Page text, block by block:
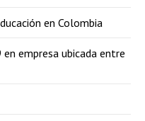
en Colombia
empresa ubicada entre